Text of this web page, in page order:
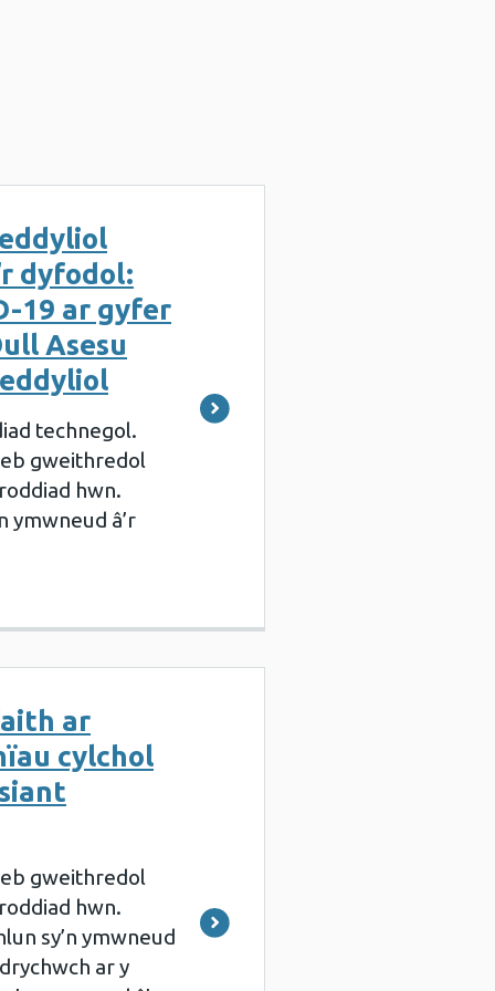
dyfodol:
19 ar gyfer
Asesu
technegol.
gweithredol
hwn.
ymwneud â’r
ar
cylchol
gweithredol
hwn.
sy’n ymwneud
ar y